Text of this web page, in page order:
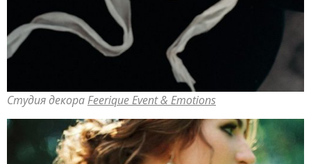
Студия декораFeerique Event & Emotions